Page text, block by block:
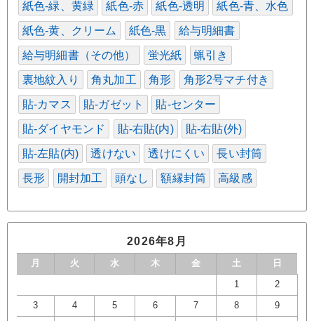
紙色-緑、黄緑 紙色-赤 紙色-透明 紙色-青、水色
紙色-黄、クリーム 紙色-黒 給与明細書
給与明細書（その他） 蛍光紙 蝋引き
裏地紋入り 角丸加工 角形 角形2号マチ付き
貼-カマス 貼-ガゼット 貼-センター
貼-ダイヤモンド 貼-右貼(内) 貼-右貼(外)
貼-左貼(内) 透けない 透けにくい 長い封筒
長形 開封加工 頭なし 額縁封筒 高級感
2026年8月
月 火 水 木 金 土 日
1 2
3 4 5 6 7 8 9